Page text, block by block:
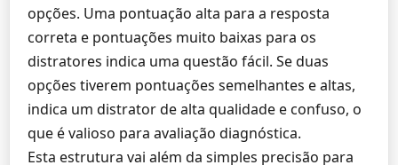
opções. Uma pontuação alta para a resposta
correta e pontuações muito baixas para os
distratores indica uma questão fácil. Se duas
opções tiverem pontuações semelhantes e altas,
indica um distrator de alta qualidade e confuso, o
que é valioso para avaliação diagnóstica.
Esta estrutura vai além da simples precisão para